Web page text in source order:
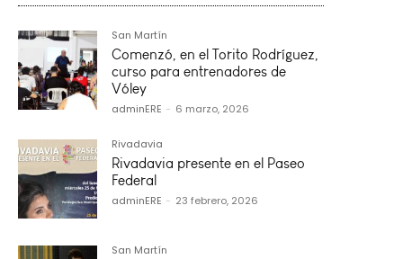
San Martín
Comenzó, en el Torito Rodríguez,
curso para entrenadores de
Vóley
adminERE - 6 marzo, 2026
Rivadavia
Rivadavia presente en el Paseo
Federal
adminERE - 23 febrero, 2026
San Martín